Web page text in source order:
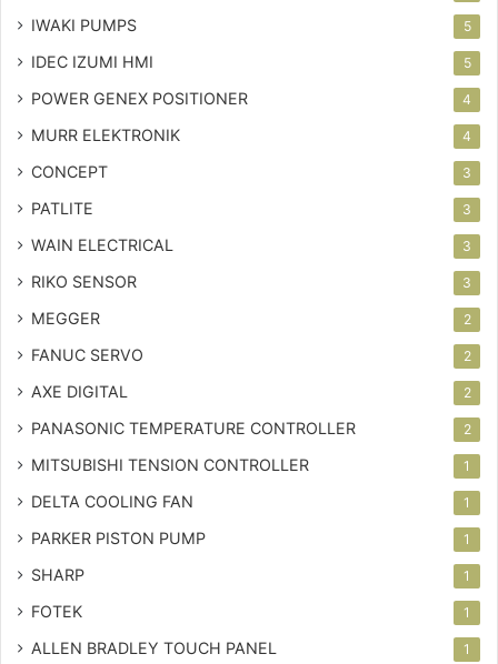
IWAKI PUMPS 5
IDEC IZUMI HMI 5
POWER GENEX POSITIONER 4
MURR ELEKTRONIK 4
CONCEPT 3
PATLITE 3
WAIN ELECTRICAL 3
RIKO SENSOR 3
MEGGER 2
FANUC SERVO 2
AXE DIGITAL 2
PANASONIC TEMPERATURE CONTROLLER 2
MITSUBISHI TENSION CONTROLLER 1
DELTA COOLING FAN 1
PARKER PISTON PUMP 1
SHARP 1
FOTEK 1
ALLEN BRADLEY TOUCH PANEL 1